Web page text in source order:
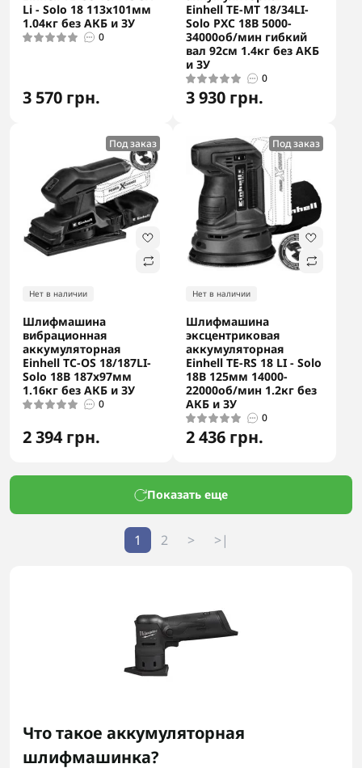
Li - Solo 18 113х101мм
1.04кг без АКБ и ЗУ
0
3 570 грн.
Einhell TE-MT 18/34LI-
Solo PXC 18В 5000-
34000об/мин гибкий
вал 92см 1.4кг без АКБ
и ЗУ
0
3 930 грн.
Под заказ
Нет в наличии
Шлифмашина
вибрационная
аккумуляторная
Einhell TC-OS 18/187LI-
Solo 18В 187х97мм
1.16кг без АКБ и ЗУ
0
2 394 грн.
Под заказ
Нет в наличии
Шлифмашина
эксцентриковая
аккумуляторная
Einhell TE-RS 18 LI - Solo
18В 125мм 14000-
22000об/мин 1.2кг без
АКБ и ЗУ
0
2 436 грн.
Показать еще
1 2 > >|
Что такое аккумуляторная
шлифмашинка?